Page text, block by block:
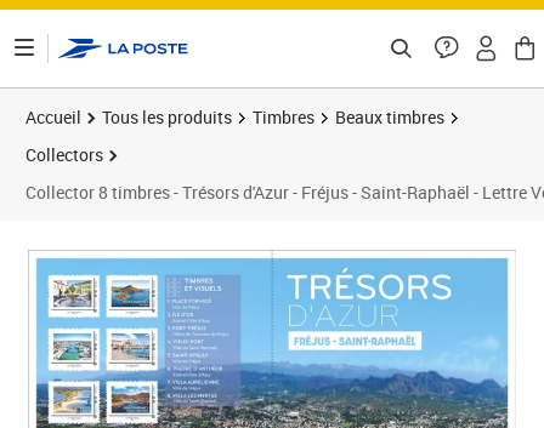
Accueil Tous les produits Timbres
Beaux timbres
Collectors
Collector 8 timbres - Trésors d'Azur - Fréjus - Saint-Raphaël - Lettre